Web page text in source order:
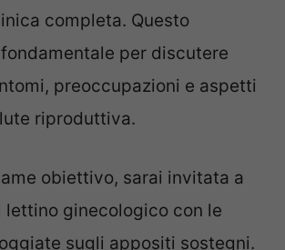
completa. Questo
per discutere
preoccupazioni e aspetti
riproduttiva.
obiettivo, sarai invitata a
lettino ginecologico con le
sugli appositi sostegni.